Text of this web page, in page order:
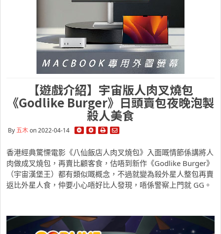
【遊戲介紹】宇宙版人肉叉燒包
《Godlike Burger》日頭賣包夜晚泡製
殺人美食
By五木on 2022-04-14
香港經典驚慄電影《八仙飯店人肉叉燒包》入面嘅情節係講將人
肉做成叉燒包，再賣比顧客食，估唔到新作《Godlike Burger》
（宇宙漢堡王）都有類似嘅概念，不過就變為殺外星人整包再賣
返比外星人食，仲要小心唔好比人發現，唔係警察上門就 GG。